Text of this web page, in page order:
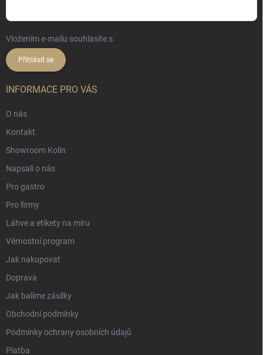
Vložením e-mailu souhlasíte s
Přihlásit se
INFORMACE PRO VÁS
O nás
Kontakt
Showroom Kolín
Napsali o nás
Pro gastro
Pro firmy
Láhve a etikety na míru
Věrnostní program
Jak nakupovat
Doprava
Jak balíme zásilky
Obchodní podmínky
Podmínky ochrany osobních údajů
Platba